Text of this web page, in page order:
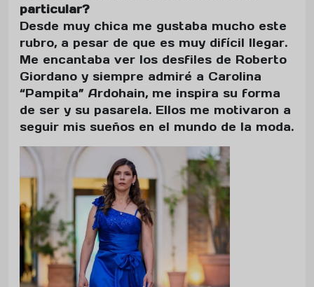
particular?
Desde muy chica me gustaba mucho este
rubro, a pesar de que es muy difícil llegar.
Me encantaba ver los desfiles de Roberto
Giordano y siempre admiré a Carolina
“Pampita” Ardohain, me inspira su forma
de ser y su pasarela. Ellos me motivaron a
seguir mis sueños en el mundo de la moda.